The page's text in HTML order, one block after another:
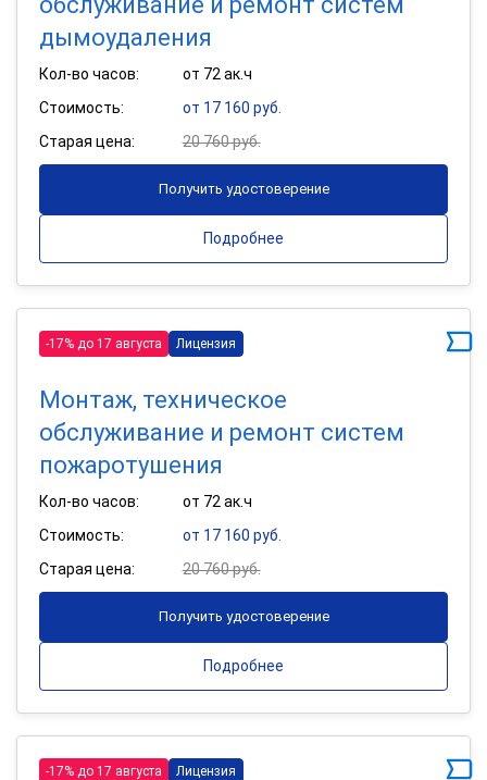
дымоудаления
Кол-во часов:
от 72 ак.ч
Стоимость:
от 17 160 руб.
Старая цена:
20 760 руб.
Получить удостоверение
Подробнее
-17% до 17 августа Лицензия
Монтаж, техническое
обслуживание и ремонт систем
пожаротушения
Кол-во часов:
от 72 ак.ч
Стоимость:
от 17 160 руб.
Старая цена:
20 760 руб.
Получить удостоверение
Подробнее
-17% до 17 августа Лицензия